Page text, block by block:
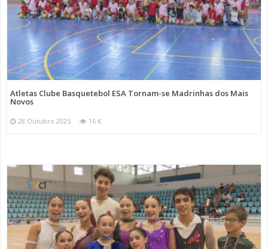
Atletas Clube Basquetebol ESA Tornam-se Madrinhas dos Mais
Novos
28 Outubro 2025 16 K